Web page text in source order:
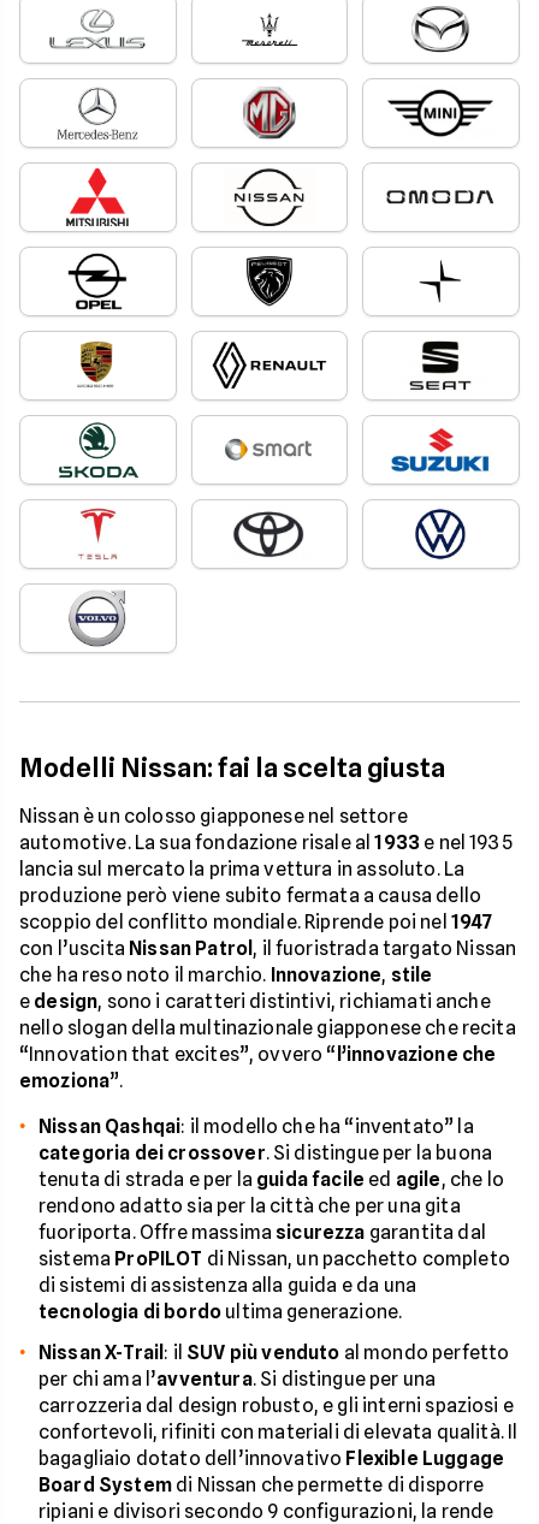
Modelli Nissan: fai la scelta giusta
Nissan è un colosso giapponese nel settore
automotive. La sua fondazione risale al1933 e nel 1935
lancia sul mercato la prima vettura in assoluto. La
produzione però viene subito fermata a causa dello
scoppio del conflitto mondiale. Riprende poi nel 1947
con l’uscita Nissan Patrol , il fuoristrada targato Nissan
che ha reso noto il marchio. Innovazione, stile
e design, sono i caratteri distintivi, richiamati anche
nello slogan della multinazionale giapponese che recita
“Innovation that excites”, ovvero “ l’innovazione che
emoziona”.
Nissan Qashqai: il modello che ha “inventato” la
categoria dei crossover. Si distingue per la buona
tenuta di strada e per la guida facile ed agile, che lo
rendono adatto sia per la città che per una gita
fuoriporta. Offre massima sicurezza garantita dal
sistema ProPILOT di Nissan, un pacchetto completo
di sistemi di assistenza alla guida e da una
tecnologia di bordo ultima generazione.
Nissan X-Trail : il SUV più venduto al mondo perfetto
per chi ama l’avventura. Si distingue per una
carrozzeria dal design robusto, e gli interni spaziosi e
confortevoli, rifiniti con materiali di elevata qualità. Il
bagagliaio dotato dell’innovativo Flexible Luggage
Board Systemdi Nissan che permette di disporre
ripiani e divisori secondo 9 configurazioni, la rende